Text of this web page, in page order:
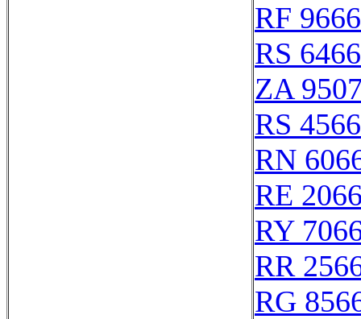
RF
RS
ZA
RS
RN
RE
RY
RR
RG